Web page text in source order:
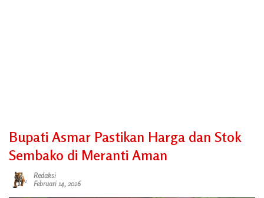
Bupati Asmar Pastikan Harga dan Stok
Sembako di Meranti Aman
Redaksi
Februari 14, 2026